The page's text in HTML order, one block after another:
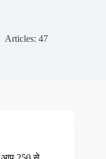
Articles: 47